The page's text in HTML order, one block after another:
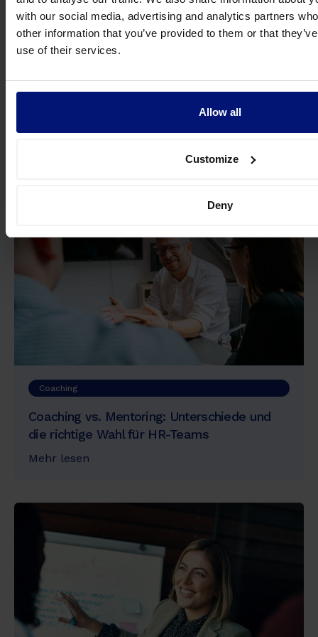
with our social media, advertising and analytics partners
other information that you’ve provided to them or that
use of their services.
Allow all
Customize
Deny
February 12, 2026
Coaching
Coaching vs. Mentoring: Unterschiede und
die richtige Wahl für HR-Teams
Mehr lesen